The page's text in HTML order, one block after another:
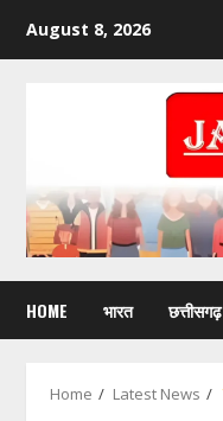
August 8, 2026
HOME भारत छत्तीसगढ़
Home Latest News